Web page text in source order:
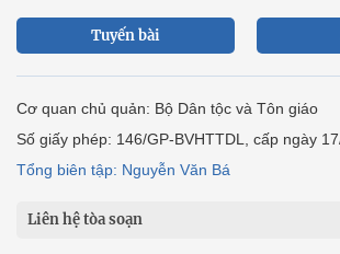
Tuyến bài
Cơ quan chủ quản: Bộ Dân tộc và Tôn giáo
Số giấy phép: 146/GP-BVHTTDL, cấp ngày
Tổng biên tập: Nguyễn Văn Bá
Liên hệ tòa soạn